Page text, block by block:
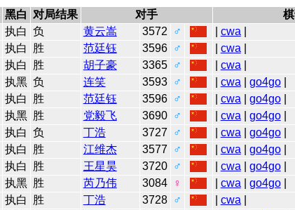
黑白 对局结果 对手
执白 负 黄云嵩 3572 ♂ cwa
执白 胜 范廷钰 3596 ♂ cwa
执白 胜 胡子豪 3365 ♂ cwa
执黑 负 连笑 3593 ♂ cwa go4go|
执白 胜 范廷钰 3596 ♂ cwa go4go|
执黑 胜 党毅飞 3690 ♂ cwa go4go|
执白 负 丁浩 3727 ♂ cwa go4go|
执白 胜 江维杰 3577 ♂ cwa go4go|
执白 胜 王星昊 3720 ♂ cwa go4go|
执黑 胜 芮乃伟 3084 ♀ cwa go4go|
执白 胜 丁浩 3728 ♂ cwa